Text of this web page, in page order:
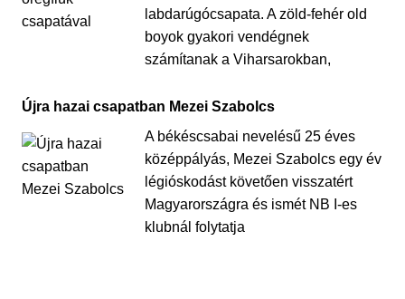
labdarúgócsapata. A zöld-fehér old
boyok gyakori vendégnek
számítanak a Viharsarokban,
Újra hazai csapatban Mezei Szabolcs
A békéscsabai nevelésű 25 éves
középpályás, Mezei Szabolcs egy év
légióskodást követően visszatért
Magyarországra és ismét NB I-es
klubnál folytatja